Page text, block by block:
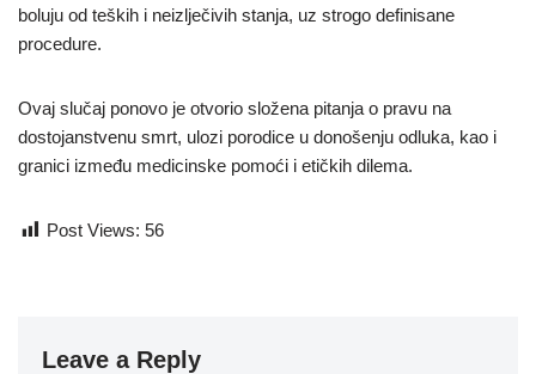
boluju od teških i neizlječivih stanja, uz strogo definisane
procedure.
Ovaj slučaj ponovo je otvorio složena pitanja o pravu na
dostojanstvenu smrt, ulozi porodice u donošenju odluka, kao i
granici između medicinske pomoći i etičkih dilema.
Post Views: 56
Leave a Reply